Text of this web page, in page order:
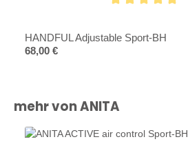
HANDFUL Adjustable Sport-BH
Regulärer Preis:
68,00 €
Produktgalerie überspringen
mehr von ANITA